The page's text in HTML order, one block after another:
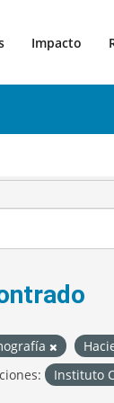
Impacto
Instituto